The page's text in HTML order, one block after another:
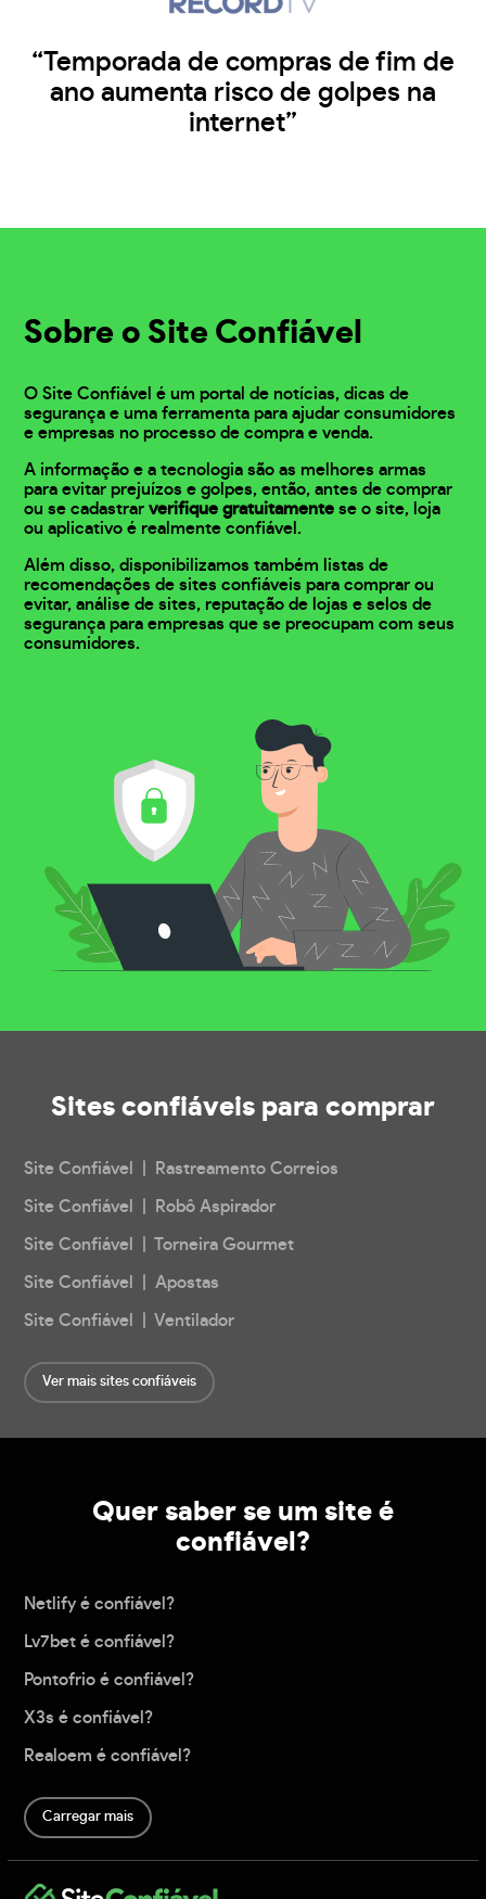
“Temporada de compras de fim de
ano aumenta risco de golpes na
internet”
Sobre o Site Confiável
O Site Confiável é um portal de notícias, dicas de
segurança e uma ferramenta para ajudar consumidores
e empresas no processo de compra e venda.
A informação e a tecnologia são as melhores armas
para evitar prejuízos e golpes, então, antes de comprar
ou se cadastrarverifique gratuitamente se o site, loja
ou aplicativo é realmente confiável.
Além disso, disponibilizamos também listas de
recomendações de sites confiáveis para comprar ou
evitar, análise de sites, reputação de lojas e selos de
segurança para empresas que se preocupam com seus
consumidores.
Sites confiáveis para comprar
Site Confiável | Rastreamento Correios
Site Confiável | Robô Aspirador
Site Confiável | Torneira Gourmet
Site Confiável | Apostas
Site Confiável | Ventilador
Ver mais sites confiáveis
Quer saber se um site é
confiável?
Netlify é confiável?
Lv7bet é confiável?
Pontofrio é confiável?
X3s é confiável?
Realoem é confiável?
Carregar mais